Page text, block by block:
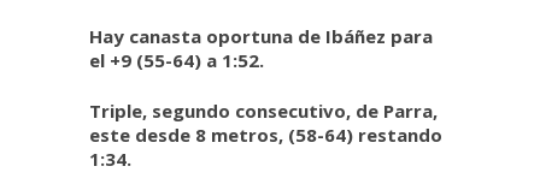
Hay canasta oportuna de Ibáñez para
el +9 (55-64) a 1:52.
Triple, segundo consecutivo, de Parra,
este desde 8 metros, (58-64) restando
1:34.